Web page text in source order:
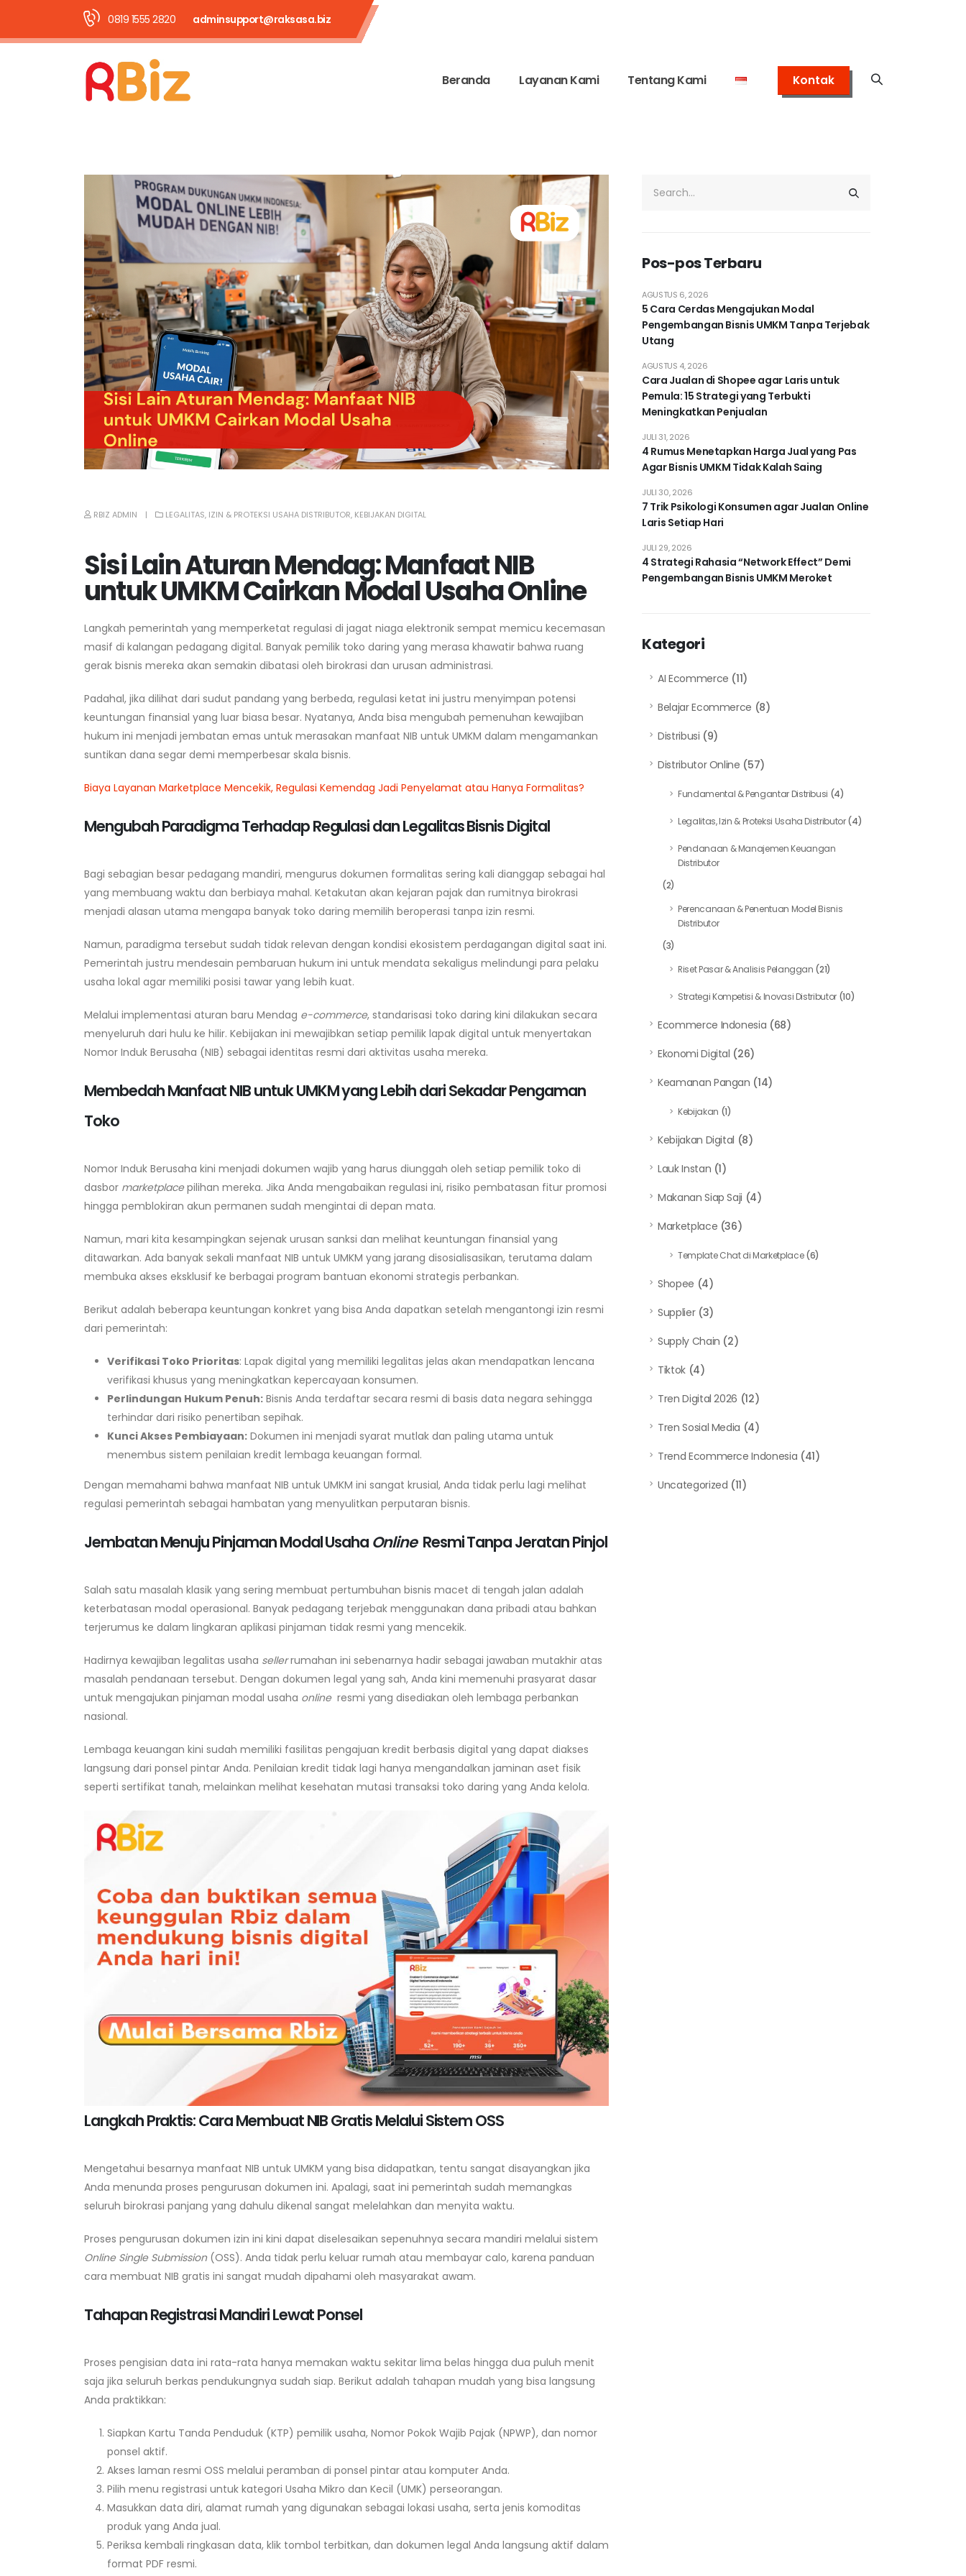
0819 1555 2820 adminsupport@raksasa.biz
Beranda Layanan Kami Tentang Kami Kontak
RBIZ ADMIN LEGALITAS, IZIN & PROTEKSI USAHA DISTRIBUTOR, KEBIJAKAN DIGITAL
Sisi Lain Aturan Mendag: Manfaat NIB
untuk UMKM Cairkan Modal Usaha Online
Langkah pemerintah yang memperketat regulasi di jagat niaga elektronik sempat memicu kecemasan
masif di kalangan pedagang digital. Banyak pemilik toko daring yang merasa khawatir bahwa ruang
gerak bisnis mereka akan semakin dibatasi oleh birokrasi dan urusan administrasi.
Padahal, jika dilihat dari sudut pandang yang berbeda, regulasi ketat ini justru menyimpan potensi
keuntungan finansial yang luar biasa besar. Nyatanya, Anda bisa mengubah pemenuhan kewajiban
hukum ini menjadi jembatan emas untuk merasakan manfaat NIB untuk UMKM dalam mengamankan
suntikan dana segar demi memperbesar skala bisnis.
Biaya Layanan Marketplace Mencekik, Regulasi Kemendag Jadi Penyelamat atau Hanya Formalitas?
Mengubah Paradigma Terhadap Regulasi dan Legalitas Bisnis Digital
Bagi sebagian besar pedagang mandiri, mengurus dokumen formalitas sering kali dianggap sebagai hal
yang membuang waktu dan berbiaya mahal. Ketakutan akan kejaran pajak dan rumitnya birokrasi
menjadi alasan utama mengapa banyak toko daring memilih beroperasi tanpa izin resmi.
Namun, paradigma tersebut sudah tidak relevan dengan kondisi ekosistem perdagangan digital saat ini.
Pemerintah justru mendesain pembaruan hukum ini untuk mendata sekaligus melindungi para pelaku
usaha lokal agar memiliki posisi tawar yang lebih kuat.
Melalui implementasi aturan baru Mendag e-commerce, standarisasi toko daring kini dilakukan secara
menyeluruh dari hulu ke hilir. Kebijakan ini mewajibkan setiap pemilik lapak digital untuk menyertakan
Nomor Induk Berusaha (NIB) sebagai identitas resmi dari aktivitas usaha mereka.
Membedah Manfaat NIB untuk UMKM yang Lebih dari Sekadar Pengaman
Toko
Nomor Induk Berusaha kini menjadi dokumen wajib yang harus diunggah oleh setiap pemilik toko di
dasbor marketplacepilihan mereka. Jika Anda mengabaikan regulasi ini, risiko pembatasan fitur promosi
hingga pemblokiran akun permanen sudah mengintai di depan mata.
Namun, mari kita kesampingkan sejenak urusan sanksi dan melihat keuntungan finansial yang
ditawarkan. Ada banyak sekali manfaat NIB untuk UMKM yang jarang disosialisasikan, terutama dalam
membuka akses eksklusif ke berbagai program bantuan ekonomi strategis perbankan.
Berikut adalah beberapa keuntungan konkret yang bisa Anda dapatkan setelah mengantongi izin resmi
dari pemerintah:
Verifikasi Toko Prioritas: Lapak digital yang memiliki legalitas jelas akan mendapatkan lencana
verifikasi khusus yang meningkatkan kepercayaan konsumen.
Perlindungan Hukum Penuh: Bisnis Anda terdaftar secara resmi di basis data negara sehingga
terhindar dari risiko penertiban sepihak.
Kunci Akses Pembiayaan: Dokumen ini menjadi syarat mutlak dan paling utama untuk
menembus sistem penilaian kredit lembaga keuangan formal.
Dengan memahami bahwa manfaat NIB untuk UMKM ini sangat krusial, Anda tidak perlu lagi melihat
regulasi pemerintah sebagai hambatan yang menyulitkan perputaran bisnis.
Jembatan Menuju Pinjaman Modal Usaha Online Resmi Tanpa Jeratan Pinjol
Salah satu masalah klasik yang sering membuat pertumbuhan bisnis macet di tengah jalan adalah
keterbatasan modal operasional. Banyak pedagang terjebak menggunakan dana pribadi atau bahkan
terjerumus ke dalam lingkaran aplikasi pinjaman tidak resmi yang mencekik.
Hadirnya kewajiban legalitas usaha sellerrumahan ini sebenarnya hadir sebagai jawaban mutakhir atas
masalah pendanaan tersebut. Dengan dokumen legal yang sah, Anda kini memenuhi prasyarat dasar
untuk mengajukan pinjaman modal usaha online resmi yang disediakan oleh lembaga perbankan
nasional.
Lembaga keuangan kini sudah memiliki fasilitas pengajuan kredit berbasis digital yang dapat diakses
langsung dari ponsel pintar Anda. Penilaian kredit tidak lagi hanya mengandalkan jaminan aset fisik
seperti sertifikat tanah, melainkan melihat kesehatan mutasi transaksi toko daring yang Anda kelola.
Langkah Praktis: Cara Membuat NIB Gratis Melalui Sistem OSS
Mengetahui besarnya manfaat NIB untuk UMKM yang bisa didapatkan, tentu sangat disayangkan jika
Anda menunda proses pengurusan dokumen ini. Apalagi, saat ini pemerintah sudah memangkas
seluruh birokrasi panjang yang dahulu dikenal sangat melelahkan dan menyita waktu.
Proses pengurusan dokumen izin ini kini dapat diselesaikan sepenuhnya secara mandiri melalui sistem
Online Single Submission(OSS). Anda tidak perlu keluar rumah atau membayar calo, karena panduan
cara membuat NIB gratis ini sangat mudah dipahami oleh masyarakat awam.
Tahapan Registrasi Mandiri Lewat Ponsel
Proses pengisian data ini rata-rata hanya memakan waktu sekitar lima belas hingga dua puluh menit
saja jika seluruh berkas pendukungnya sudah siap. Berikut adalah tahapan mudah yang bisa langsung
Anda praktikkan:
Siapkan Kartu Tanda Penduduk (KTP) pemilik usaha, Nomor Pokok Wajib Pajak (NPWP), dan nomor
ponsel aktif.
Akses laman resmi OSS melalui peramban di ponsel pintar atau komputer Anda.
Pilih menu registrasi untuk kategori Usaha Mikro dan Kecil (UMK) perseorangan.
Masukkan data diri, alamat rumah yang digunakan sebagai lokasi usaha, serta jenis komoditas
produk yang Anda jual.
Periksa kembali ringkasan data, klik tombol terbitkan, dan dokumen legal Anda langsung aktif dalam
format PDF resmi.
Pos-pos Terbaru
5 Cara Cerdas Mengajukan Modal
Pengembangan Bisnis UMKM Tanpa Terjebak
Utang
AGUSTUS 6, 2026
Cara Jualan di Shopee agar Laris untuk
Pemula: 15 Strategi yang Terbukti
Meningkatkan Penjualan
AGUSTUS 4, 2026
4 Rumus Menetapkan Harga Jual yang Pas
Agar Bisnis UMKM Tidak Kalah Saing
JULI 31, 2026
7 Trik Psikologi Konsumen agar Jualan Online
Laris Setiap Hari
JULI 30, 2026
4 Strategi Rahasia “Network Effect” Demi
Pengembangan Bisnis UMKM Meroket
JULI 29, 2026
Kategori
AI Ecommerce (11)
Belajar Ecommerce (8)
Distribusi (9)
Distributor Online (57)
Fundamental & Pengantar Distribusi (4)
Legalitas, Izin & Proteksi Usaha Distributor(4)
Pendanaan & Manajemen Keuangan
Distributor
(2)
Perencanaan & Penentuan Model Bisnis
Distributor
(3)
Riset Pasar & Analisis Pelanggan (21)
Strategi Kompetisi & Inovasi Distributor (10)
Ecommerce Indonesia (68)
Ekonomi Digital (26)
Keamanan Pangan (14)
Kebijakan (1)
Kebijakan Digital (8)
Lauk Instan (1)
Makanan Siap Saji (4)
Marketplace (36)
Template Chat di Marketplace(6)
Shopee (4)
Supplier(3)
Supply Chain (2)
Tiktok(4)
Tren Digital 2026 (12)
Tren Sosial Media (4)
Trend Ecommerce Indonesia (41)
Uncategorized (11)